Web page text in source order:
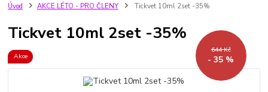
Úvod AKCE LÉTO - PRO ČLENY Tickvet 10ml 2set -35%
Tickvet 10ml 2set -35%
Akce
644 Kč
- 35 %